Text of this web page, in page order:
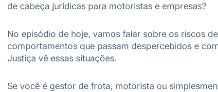
de cabeça jurídicas para motoristas e empresas?
No episódio de hoje, vamos falar sobre os riscos
comportamentos que passam despercebidos e
Justiça vê essas situações.
Se você é gestor de frota, motorista ou